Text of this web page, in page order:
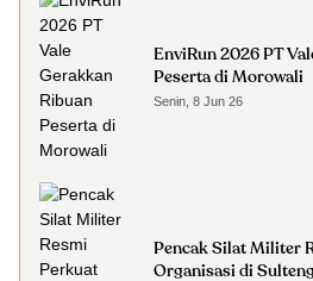
EnviRun 2026 PT
Peserta di Morowali
Senin, 8 Jun 26
Pencak Silat Militer
Organisasi di